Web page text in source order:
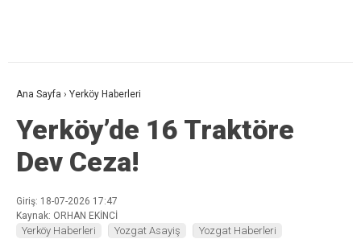
Ana Sayfa › Yerköy Haberleri
Yerköy’de 16 Traktöre
Dev Ceza!
Giriş: 18-07-2026 17:47
Kaynak: ORHAN EKİNCİ
Yerköy Haberleri Yozgat Asayiş Yozgat Haberleri